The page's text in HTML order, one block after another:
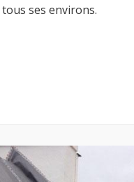
ses environs.